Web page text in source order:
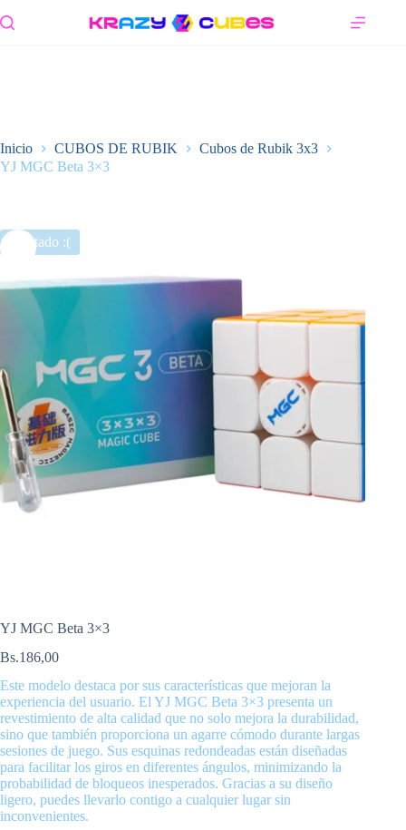
al
Inicio CUBOS DE RUBIK
Cubos de Rubik 3x3
YJ MGC Beta 3×3
Agotado :(
YJ MGC Beta 3×3
Bs.186,00
Este modelo destaca por sus características que mejoran la
experiencia del usuario. El YJ MGC Beta 3×3 presenta un
revestimiento de alta calidad que no solo mejora la durabilidad,
sino que también proporciona un agarre cómodo durante largas
sesiones de juego. Sus esquinas redondeadas están diseñadas
para facilitar los giros en diferentes ángulos, minimizando la
probabilidad de bloqueos inesperados. Gracias a su diseño
ligero, puedes llevarlo contigo a cualquier lugar sin
inconvenientes.